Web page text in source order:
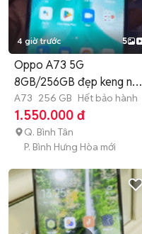
4 giờ trước 5
Oppo A73 5G
8GB/256GB đẹp keng như
mới 100%
A73 256 GB Hết bảo hành
1.550.000 đ
Q. Bình Tân
P. Bình Hưng Hòa mới